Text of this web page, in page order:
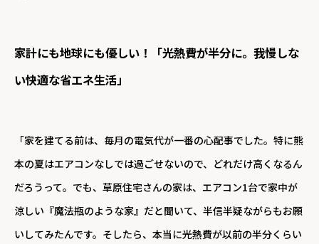
家計にも地球にも優しい！「光熱費が半分に。我慢しな
い快適な省エネ生活」
「家を建てる前は、毎月の電気代が一番の心配事でした。特に熊
本の夏はエアコンなしでは過ごせないので、どれだけ高くなるん
だろうって。でも、草原住宅さんの家は、エアコン1台で家中が
涼しい『魔法瓶のような家』だと聞いて、半信半疑ながらもお願
いしてみたんです。そしたら、本当に光熱費が以前の半分くらい